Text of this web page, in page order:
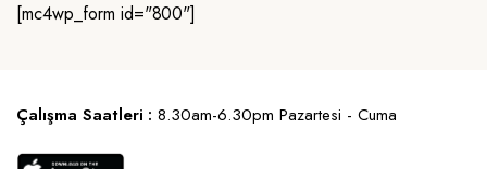
[mc4wp_form id="800"]
Çalışma Saatleri : 8.30am-6.30pm Pazartesi - Cuma